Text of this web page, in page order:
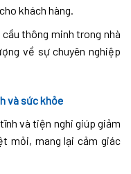
khách hàng.
thông minh trong nhà
về sự chuyên nghiệp
và sức khỏe
và tiện nghi giúp giảm
mỏi, mang lại cảm giác